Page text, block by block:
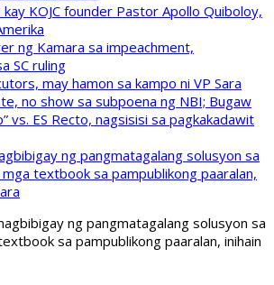
KOJC founder Pastor Apollo Quiboloy,
ng Kamara sa impeachment,
SC ruling
may hamon sa kampo ni VP Sara
no show sa subpoena ng NBI; Bugaw
vs. ES Recto, nagsisisi sa pagkakadawit
ng pangmatagalang solusyon sa
mga textbook sa pampublikong paaralan,
ng pangmatagalang solusyon sa
sa pampublikong paaralan, inihain